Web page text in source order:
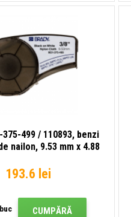
375-499 / 110893, benzi
nailon, 9.53 mm x 4.88
193.6 lei
buc CUMPĂRĂ